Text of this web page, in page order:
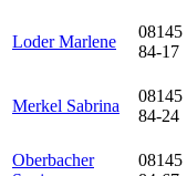
Loder Marlene
08145
84-17
Merkel Sabrina
08145
84-24
Oberbacher
08145